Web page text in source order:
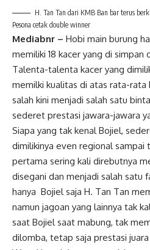
H. Tan Tan dari KMB Ban bar terus
Pesona cetak double winner
Mediabnr – Hobi main burung
memiliki 18 kacer yang di
Talenta-talenta kacer yang
memilki kualitas di atas rata-rata
salah kini menjadi salah satu
sederet prestasi jawara-jawara
Siapa yang tak kenal Bojiel,
dimilikinya even regional sampai
pertama sering kali direbutnya
disegani dan menjadi salah satu
hanya Bojiel saja H. Tan Tan
namun jagoan yang lainnya tak
saat Bojiel saat mabung, tak
dilomba, tetap saja prestasi